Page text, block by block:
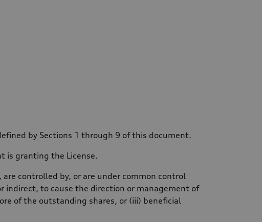
by Sections 1 through 9 of this document.
is granting the License.
controlled by, or are under common control
to cause the direction or management of
of the outstanding shares, or (iii) beneficial